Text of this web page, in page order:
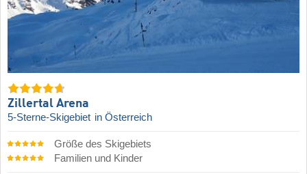
Zillertal Arena
5-Sterne-Skigebiet in Österreich
Größe des Skigebiets
Familien und Kinder